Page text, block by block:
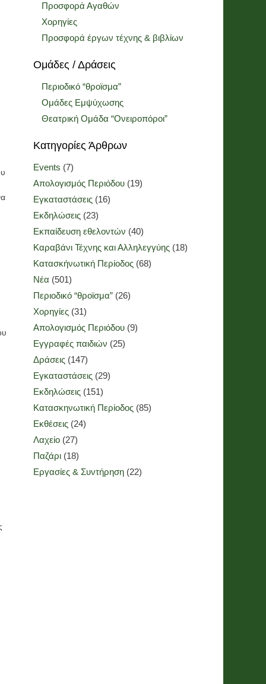
Προσφορά Αγαθών
Χορηγίες
Προσφορά έργων τέχνης & βιβλίων
Ομάδες / Δράσεις
Περιοδικό “θροϊσμα”
Ομάδες Εμψύχωσης
Θεατρική Ομάδα “Ονειροπόροι”
Κατηγορίες Άρθρων
Events (7)
Απολογισμός Περιόδου (19)
Εγκαταστάσεις (16)
Εκδηλώσεις (23)
Εκπαίδευση εθελοντών (40)
Καραβάνι Τέχνης και Αλληλεγγύης (18)
Κατασκήνωτική Περίοδος (68)
Νέα (501)
Περιοδικό “θροϊσμα” (26)
Χορηγίες (31)
Απολογισμός Περιόδου (9)
Εγγραφές παιδιών (25)
Δράσεις (147)
Εγκαταστάσεις (29)
Εκδηλώσεις (151)
Κατασκηνωτική Περίοδος (85)
Εκθέσεις (24)
Λαχείο (27)
Παζάρι (18)
Εργασίες & Συντήρηση (22)